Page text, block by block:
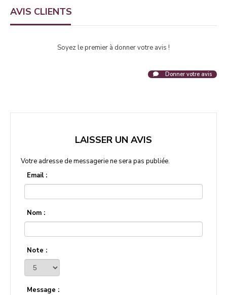
AVIS CLIENTS
Soyez le premier à donner votre avis !
Donner votre avis
LAISSER UN AVIS
Votre adresse de messagerie ne sera pas publiée.
Email :
Nom :
Note :
Message :